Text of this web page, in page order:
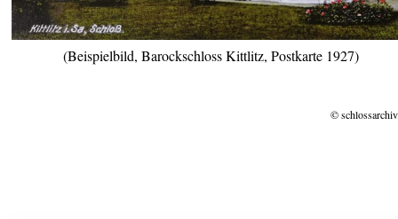
(Beispielbild, Barockschloss Kittlitz, Postkarte 1927)
©